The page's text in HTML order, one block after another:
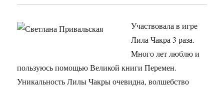
Участвовала в игре
Лила Чакра 3 раза.
Много лет люблю и
пользуюсь помощью Великой книги Перемен.
Уникальность Лилы Чакры очевидна, волшебство